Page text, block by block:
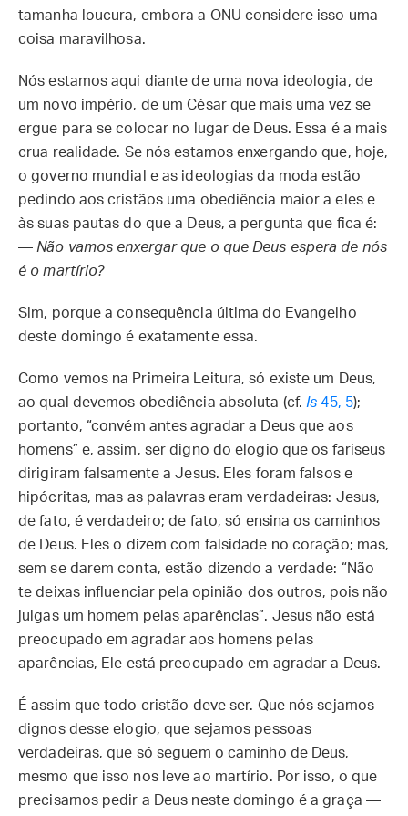
tamanha loucura, embora a ONU considere isso uma
coisa maravilhosa.
Nós estamos aqui diante de uma nova ideologia, de
um novo império, de um César que mais uma vez se
ergue para se colocar no lugar de Deus. Essa é a mais
crua realidade. Se nós estamos enxergando que, hoje,
o governo mundial e as ideologias da moda estão
pedindo aos cristãos uma obediência maior a eles e
às suas pautas do que a Deus, a pergunta que fica é:
— Não vamos enxergar que o que Deus espera de nós
é o martírio?
Sim, porque a consequência última do Evangelho
deste domingo é exatamente essa.
Como vemos na Primeira Leitura, só existe um Deus,
ao qual devemos obediência absoluta (cf. Is 45, 5);
portanto, “convém antes agradar a Deus que aos
homens” e, assim, ser digno do elogio que os fariseus
dirigiram falsamente a Jesus. Eles foram falsos e
hipócritas, mas as palavras eram verdadeiras: Jesus,
de fato, é verdadeiro; de fato, só ensina os caminhos
de Deus. Eles o dizem com falsidade no coração; mas,
sem se darem conta, estão dizendo a verdade: “Não
te deixas influenciar pela opinião dos outros, pois não
julgas um homem pelas aparências”. Jesus não está
preocupado em agradar aos homens pelas
aparências, Ele está preocupado em agradar a Deus.
É assim que todo cristão deve ser. Que nós sejamos
dignos desse elogio, que sejamos pessoas
verdadeiras, que só seguem o caminho de Deus,
mesmo que isso nos leve ao martírio. Por isso, o que
precisamos pedir a Deus neste domingo é a graça —